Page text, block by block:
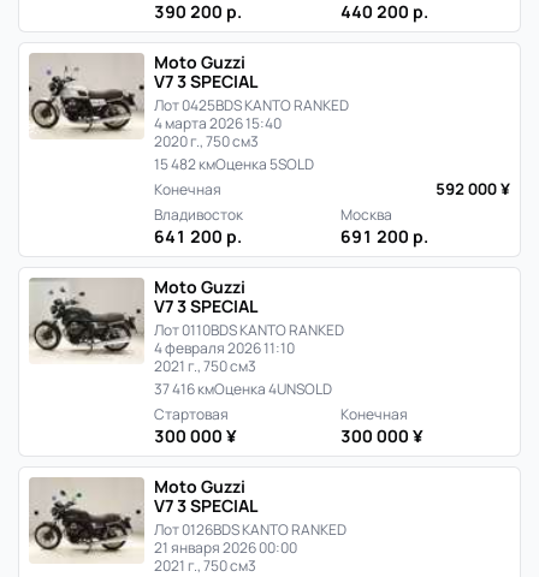
390 200 р. 440 200 р.
Moto Guzzi
V7 3 SPECIAL
Лот 0425BDS KANTO RANKED
4 марта 2026 15:40
2020 г., 750 см3
15 482 кмОценка 5SOLD
Конечная
592 000 ¥
Владивосток
641 200 р.
Москва
691 200 р.
Moto Guzzi
V7 3 SPECIAL
Лот 0110BDS KANTO RANKED
4 февраля 2026 11:10
2021 г., 750 см3
37 416 кмОценка 4UNSOLD
Стартовая
300 000 ¥
Конечная
300 000 ¥
Moto Guzzi
V7 3 SPECIAL
Лот 0126BDS KANTO RANKED
21 января 2026 00:00
2021 г., 750 см3